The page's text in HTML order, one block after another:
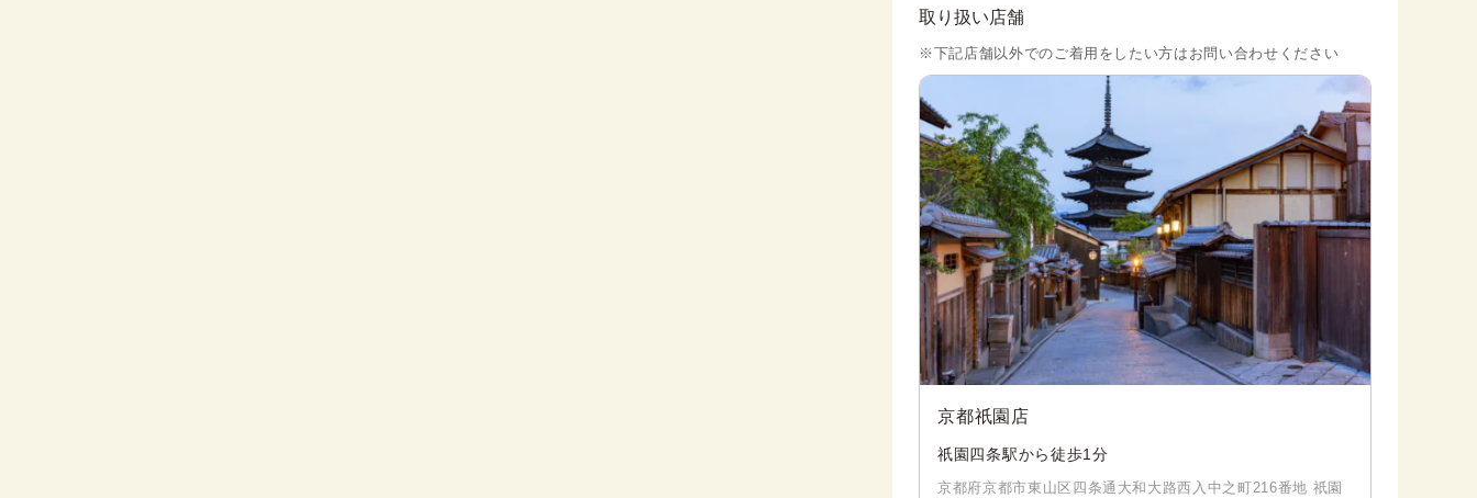
取り扱い店舗
※下記店舗以外でのご着用をしたい方はお問い合わせください
京都祇園店
祇園四条駅から徒歩1分
京都府京都市東山区四条通大和大路西入中之町216番地 祇園